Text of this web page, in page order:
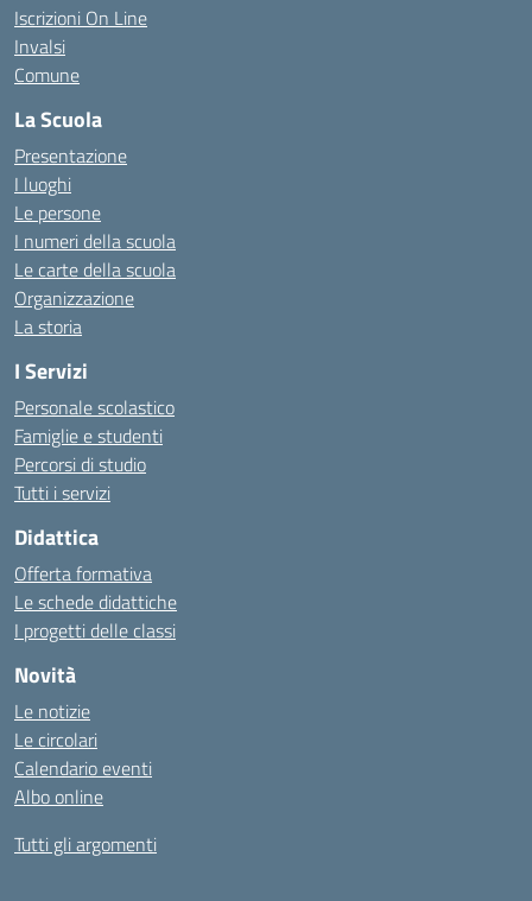
Iscrizioni On Line
Invalsi
Comune
La Scuola
Presentazione
I luoghi
Le persone
I numeri della scuola
Le carte della scuola
Organizzazione
La storia
I Servizi
Personale scolastico
Famiglie e studenti
Percorsi di studio
Tutti i servizi
Didattica
Offerta formativa
Le schede didattiche
I progetti delle classi
Novità
Le notizie
Le circolari
Calendario eventi
Albo online
Tutti gli argomenti